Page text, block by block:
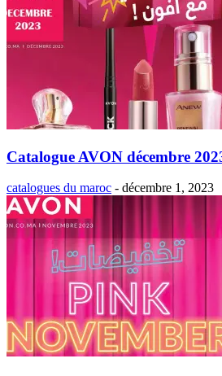
Catalogue AVON décembre
catalogues du maroc - décembre 1, 2023